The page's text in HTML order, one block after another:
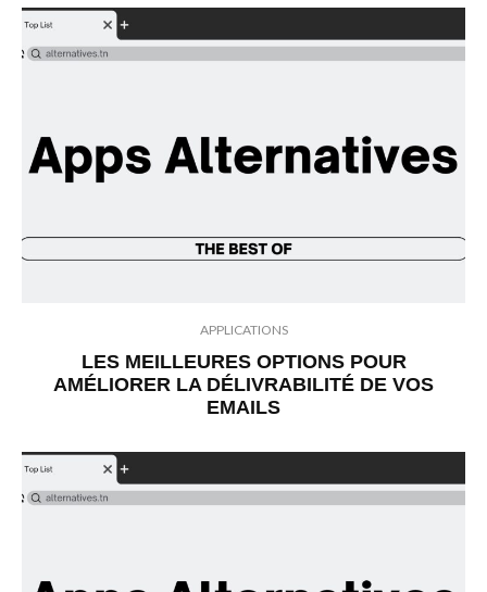
APPLICATIONS
LES MEILLEURES OPTIONS POUR
AMÉLIORER LA DÉLIVRABILITÉ DE VOS
EMAILS